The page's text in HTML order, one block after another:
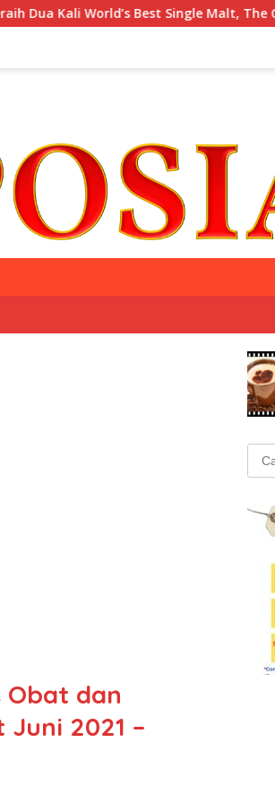
World’s Best Single Malt, The
Obat dan
2021 –